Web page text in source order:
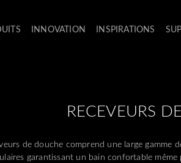
INNOVATION INSPIRATIONS
RECEVEURS
de douche comprend une large gamme
garantissant un bain confortable